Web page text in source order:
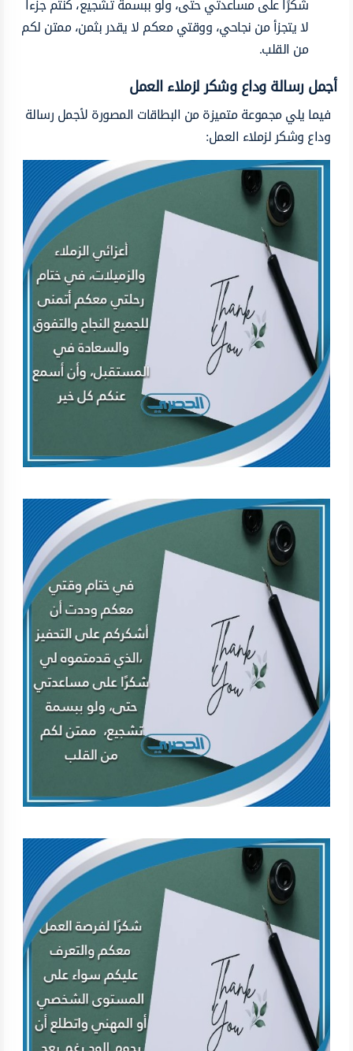
لا يتجزأ من نجاحي، ووقتي معكم لا يقدر بثمن، ممتن لكم
من القلب.
أجمل رسالة وداع وشكر لزملاء العمل
فيما يلي مجموعة متميزة من البطاقات المصورة لأجمل رسالة
وداع وشكر لزملاء العمل: